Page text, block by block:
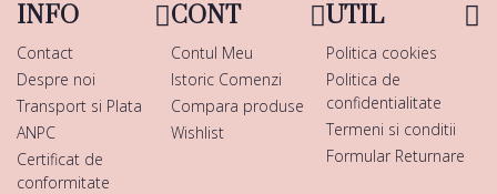
INFO
Contact
Despre noi
Transport si Plata
ANPC
Certificat de
conformitate
CONT
Contul Meu
Istoric Comenzi
Compara produse
Wishlist
UTIL
Politica cookies
Politica de
confidentialitate
Termeni si conditii
Formular Returnare